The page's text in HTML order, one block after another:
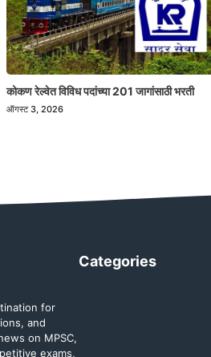
कोकण रेल्वेत विविध पदांच्या 201 जागांसाठी भरती
ऑगस्ट 3, 2026
for
and
on MPSC,
exams,
Categories